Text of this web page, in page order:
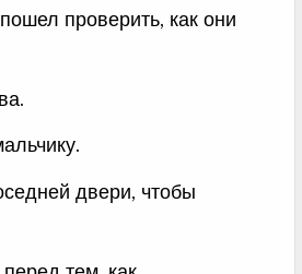
проверить, как они
двери, чтобы